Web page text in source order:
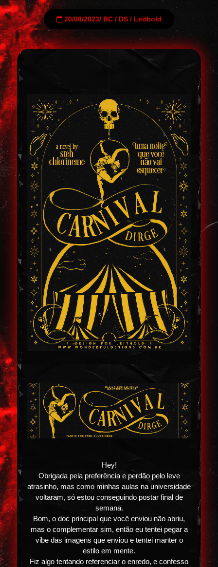
20/08/2023/ BC / DS / Leithold
Hey!
Obrigada pela preferência e perdão pelo leve
atrasinho, mas como minhas aulas na universidade
voltaram, só estou conseguindo postar final de
semana.
Bom, o doc principal que você enviou não abriu,
mas o complementar sim, então eu tentei pegar a
vibe das imagens que enviou e tentei manter o
estilo em mente.
Fiz algo tentando referenciar o enredo, e confesso